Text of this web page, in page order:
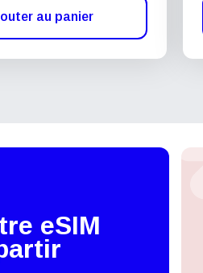
au panier
eSIM